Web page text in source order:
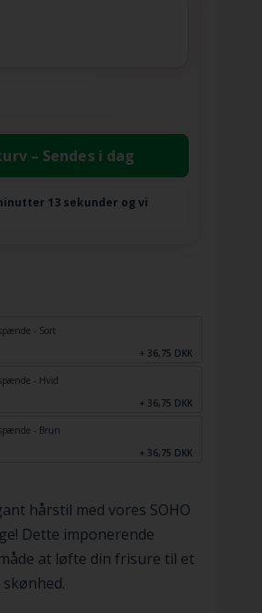
– Sendes i dag
12 sekunder og vi
- Sort
+ 36,75 DKK
- Hvid
+ 36,75 DKK
- Brun
+ 36,75 DKK
hårstil med vores SOHO
Dette imponerende
at løfte din frisure til et